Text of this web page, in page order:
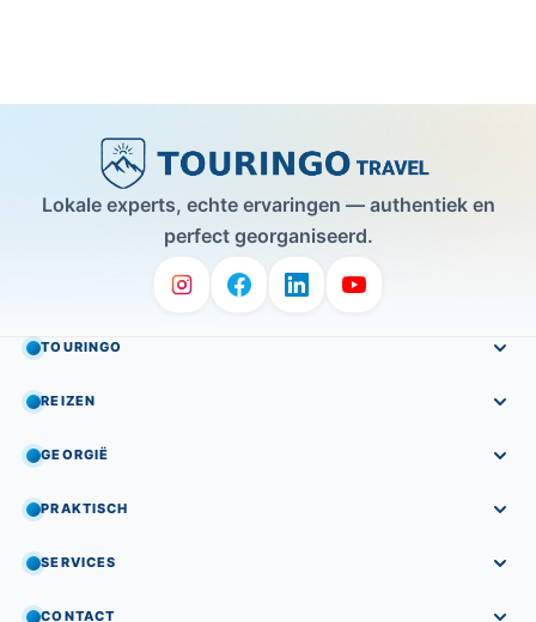
Lokale experts, echte ervaringen — authentiek en
perfect georganiseerd.
TOURINGO
REIZEN
GEORGIË
PRAKTISCH
SERVICES
CONTACT